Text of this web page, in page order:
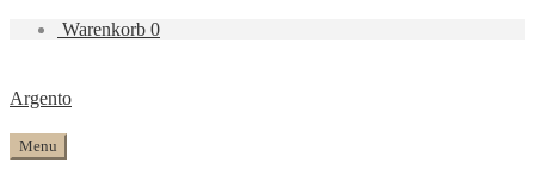
Warenkorb 0
Argento
Menu